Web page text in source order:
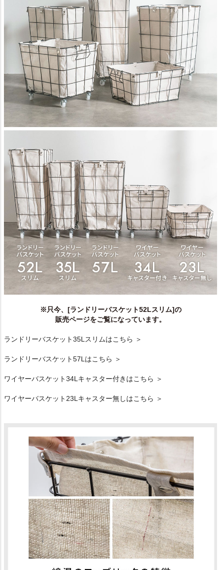
※只今、[ランドリーバスケット52Lスリム]の
販売ページをご覧になっています。
ランドリーバスケット35Lスリムはこちら ＞
ランドリーバスケット57Lはこちら ＞
ワイヤーバスケット34Lキャスター付きはこちら ＞
ワイヤーバスケット23Lキャスター無しはこちら ＞